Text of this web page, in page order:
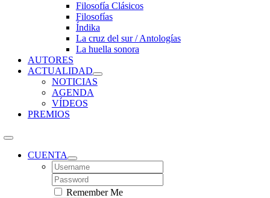
Filosofía Clásicos
Filosofías
Índika
La cruz del sur / Antologías
La huella sonora
AUTORES
ACTUALIDAD
NOTICIAS
AGENDA
VÍDEOS
PREMIOS
CUENTA
Username:
Password:
Remember Me